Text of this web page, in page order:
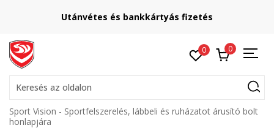
Utánvétes és bankkártyás fizetés
0 0
Keresés az oldalon
Sport Vision - Sportfelszerelés, lábbeli és ruházatot árusító bolt
honlapjára